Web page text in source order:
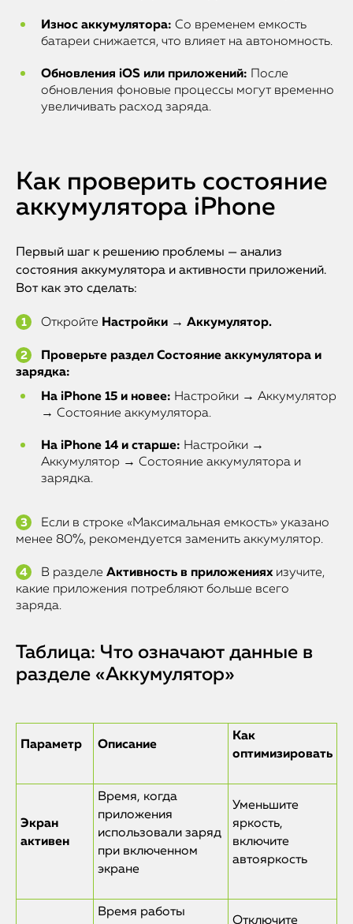
Износ аккумулятора: Со временем емкость
батареи снижается, что влияет на автономность.
Обновления iOS или приложений: После
обновления фоновые процессы могут временно
увеличивать расход заряда.
Как проверить состояние
аккумулятора iPhone
Первый шаг к решению проблемы — анализ
состояния аккумулятора и активности приложений.
Вот как это сделать:
Откройте Настройки → Аккумулятор.
Проверьте раздел Состояние аккумулятора и
зарядка:
На iPhone 15 и новее: Настройки → Аккумулятор
→ Состояние аккумулятора.
На iPhone 14 и старше: Настройки →
Аккумулятор → Состояние аккумулятора и
зарядка.
Если в строке «Максимальная емкость» указано
менее 80%, рекомендуется заменить аккумулятор.
В разделе Активность в приложенияхизучите,
какие приложения потребляют больше всего
заряда.
Таблица: Что означают данные в
разделе «Аккумулятор»
Параметр Описание
Как
оптимизировать
Экран
активен
Время, когда
приложения
использовали заряд
при включенном
экране
Уменьшите
яркость,
включите
автояркость
Время работы
Отключите